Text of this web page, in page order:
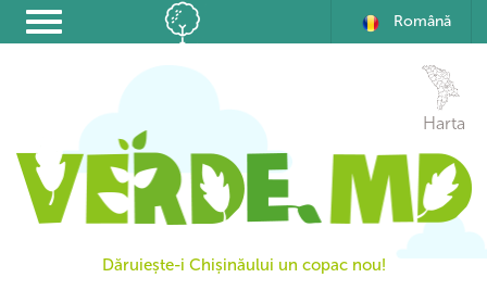
Română
Dăruiește-i Chișinăului un copac nou!
Harta